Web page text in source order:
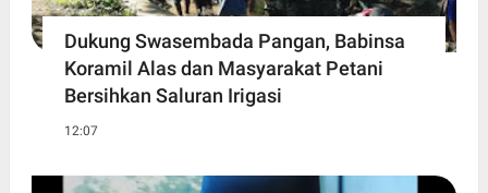
Dukung Swasembada Pangan, Babinsa
Koramil Alas dan Masyarakat Petani
Bersihkan Saluran Irigasi
12:07